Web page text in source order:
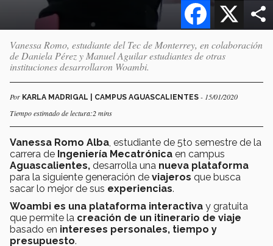
Vanessa Romo, estudiante del Tec de Monterrey, en colaboración
de Daniela Pérez y Manuel Aguilar estudiantes de otras
instituciones desarrollaron Woambi.
Por KARLA MADRIGAL | CAMPUS AGUASCALIENTES - 15/01/2020
Tiempo estimado de lectura:2 mins
Vanessa Romo Alba , estudiante de 5to semestre de la
carrera de Ingeniería Mecatrónica en campus
Aguascalientes, desarrolla una nueva plataforma
para la siguiente generación de viajeros que busca
sacar lo mejor de sus experiencias.
Woambi es una plataforma interactiva y gratuita
que permite la creación de un itinerario de viaje
basado en intereses personales, tiempo y
presupuesto.